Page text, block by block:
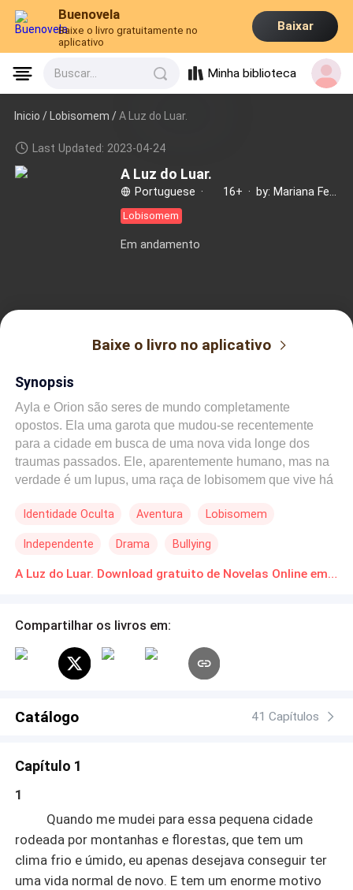
Buenovela
Baixe o livro gratuitamente no
aplicativo
Baixar
Buscar... Minha biblioteca
Inicio /Lobisomem /A Luz do Luar.
Last Updated: 2023-04-24
A Luz do Luar.
Portuguese · 16+ ·
Lobisomem
Em andamento
Baixe o livro no aplicativo
Synopsis
Ayla e Orion são seres de mundo completamente
opostos. Ela uma garota que mudou-se recentemente
para a cidade em busca de uma nova vida longe dos
traumas passados. Ele, aparentemente humano, mas na
verdade é um lupus, uma raça de lobisomem que vive há
chegada de Ayla, Orion passa a observa-la com mais
e de sua família o mais escondido que pode começando
assim uma amizade que veio a se transformar em algo a
transforma em sua frente revelando todos os seus
e numa corda bamba.
Identidade Oculta Aventura Lobisomem
Independente Drama Bullying
A Luz do Luar. Download gratuito de Novelas Online em PDF
Compartilhar os livros em:
Catálogo 41 Capítulos
Capítulo 1
1
Quando me mudei para essa pequena cidade
rodeada por montanhas e florestas, que tem um
clima frio e úmido, eu apenas desejava conseguir ter
uma vida normal de novo. E tem um enorme motivo